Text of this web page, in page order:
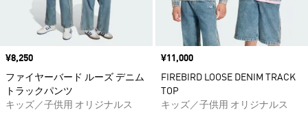
価格
¥8,250
ファイヤーバード ルーズ デニム
トラックパンツ
キッズ／子供用 オリジナルス
価格
¥11,000
FIREBIRD LOOSE DENIM TRACK
TOP
キッズ／子供用 オリジナルス